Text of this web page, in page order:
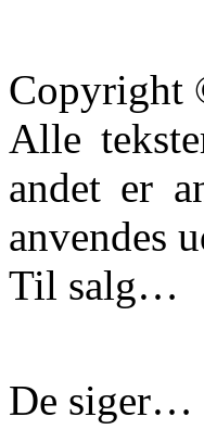
Copyright
Alle
andet er
anvendes
Til salg…
De siger…